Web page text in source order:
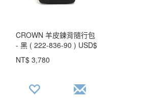
CROWN 羊皮鍊背隨行包
- 黑 ( 222-836-90 ) USD$
137.5
NT$ 3,780